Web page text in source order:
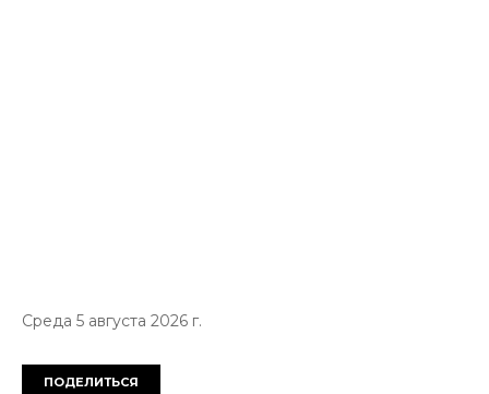
Среда 5 августа 2026 г.
ПОДЕЛИТЬСЯ